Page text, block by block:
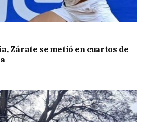
Zárate se metió en cuartos de